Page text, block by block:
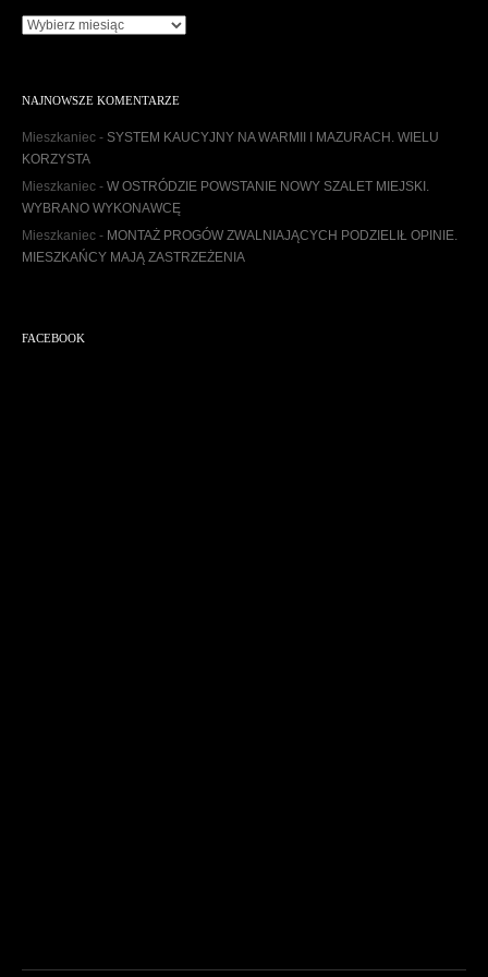
A
w
u
NAJNOWSZE KOMENTARZE
Mieszkaniec - SYSTEM KAUCYJNY NA WARMII I MAZURACH. WIELU
KORZYSTA
Mieszkaniec - W OSTRÓDZIE POWSTANIE NOWY SZALET MIEJSKI.
WYBRANO WYKONAWCĘ
Mieszkaniec - MONTAŻ PROGÓW ZWALNIAJĄCYCH PODZIELIŁ OPINIE.
MIESZKAŃCY MAJĄ ZASTRZEŻENIA
FACEBOOK